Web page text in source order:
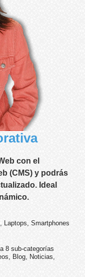
con el
(CMS) y podrás
Ideal
Laptops, Smartphones
8 sub-categorías
Blog, Noticias,